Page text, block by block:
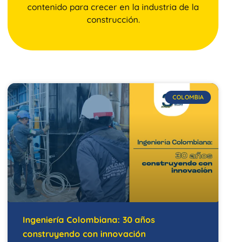
contenido para crecer en la industria de la
construcción.
COLOMBIA
Ingeniería Colombiana: 30 años
construyendo con innovación